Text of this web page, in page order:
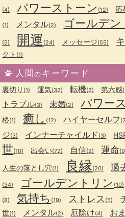
(4) パワーストーン (12) 応
(1) メンタル(2) ゴールデン
(5) 開運 (24) メッセージ(55)
クト (1)
人間のキーワード
裏切り (1) 運気(32) 転機(2) 第六感
トラブル(3) 未婚(2) パワー
格(1) 癒し (12) ハイヤーセルフ
ジ(3) インナーチャイルド (3)
世(10) 出会い(72) 自信(2) 運命
人生の落とし穴(1) 良縁(20) 過
(34) ゴールデントリン (10)
(8) 気持ち (19) ストレス (5)
世(1) メンタル(2) 厄除け(4) お